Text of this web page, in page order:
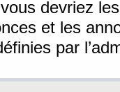
devriez
et les
par